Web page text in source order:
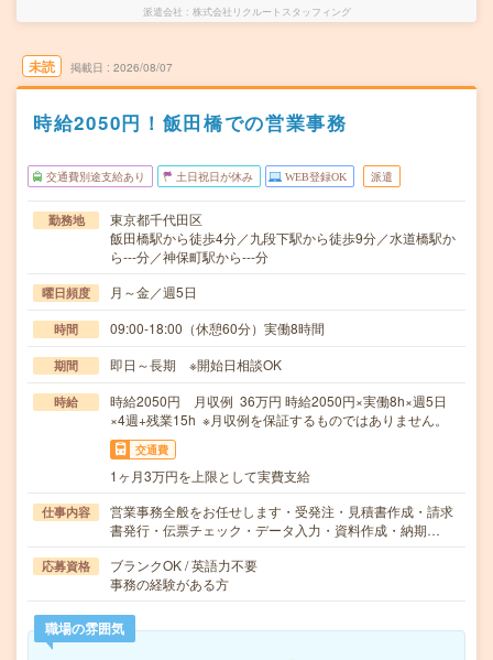
派遣会社 株式会社リクルートスタッフィング
未読 掲載日 2026/08/07
時給2050円！飯田橋での営業事務
交通費別途支給あり 土日祝日が休み WEB登録OK 派遣
勤務地
東京都千代田区
飯田橋駅から徒歩4分／九段下駅から徒歩9分／水道橋駅か
ら---分／神保町駅から---分
曜日頻度 月～金／週5日
時間 09:00-18:00（休憩60分）実働8時間
期間 即日～長期 ※開始日相談OK
時給
時給2050円 月収例 36万円 時給2050円×実働8h×週5日
×4週+残業15h ※月収例を保証するものではありません。
交通費
1ヶ月3万円を上限として実費支給
仕事内容
営業事務全般をお任せします・受発注・見積書作成・請求
書発行・伝票チェック・データ入力・資料作成・納期…
応募資格
ブランクOK / 英語力不要
事務の経験がある方
職場の雰囲気